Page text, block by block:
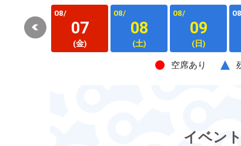
08/
07
(金)
08/
08
(土)
08/
09
(日)
空席あり
イベン